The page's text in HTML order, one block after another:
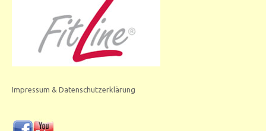
Impressum & Datenschutzerklärung